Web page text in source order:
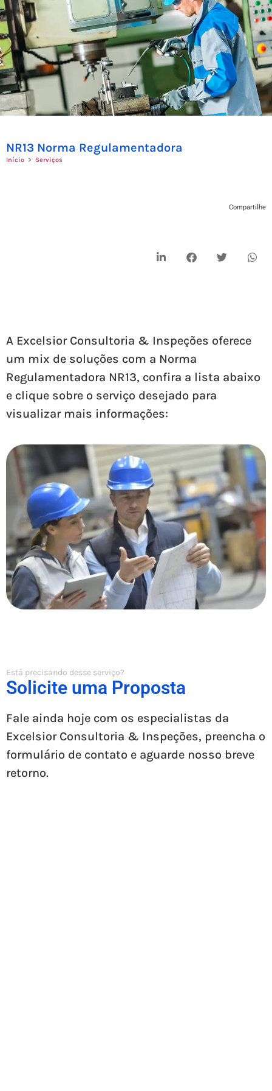
NR13 Norma Regulamentadora
Início > Serviços
Compartilhe
A Excelsior Consultoria & Inspeções oferece
um mix de soluções com a Norma
Regulamentadora NR13, confira a lista abaixo
e clique sobre o serviço desejado para
visualizar mais informações:
Está precisando desse serviço?
Solicite uma Proposta
Fale ainda hoje com os especialistas da
Excelsior Consultoria & Inspeções, preencha o
formulário de contato e aguarde nosso breve
retorno.